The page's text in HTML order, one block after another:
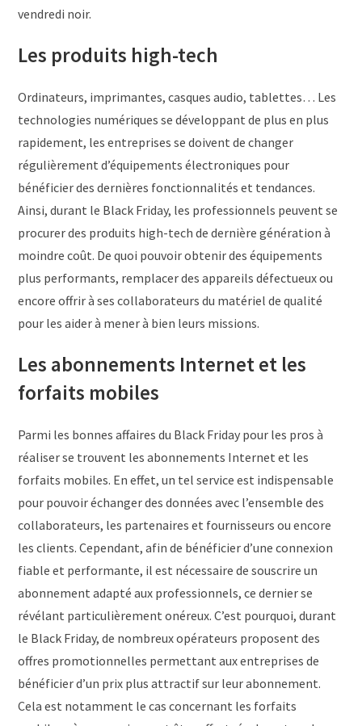
vendredi noir.
Les produits high-tech
Ordinateurs, imprimantes, casques audio, tablettes… Les
technologies numériques se développant de plus en plus
rapidement, les entreprises se doivent de changer
régulièrement d’équipements électroniques pour
bénéficier des dernières fonctionnalités et tendances.
Ainsi, durant le Black Friday, les professionnels peuvent se
procurer des produits high-tech de dernière génération à
moindre coût. De quoi pouvoir obtenir des équipements
plus performants, remplacer des appareils défectueux ou
encore offrir à ses collaborateurs du matériel de qualité
pour les aider à mener à bien leurs missions.
Les abonnements Internet et les
forfaits mobiles
Parmi les bonnes affaires du Black Friday pour les pros à
réaliser se trouvent les abonnements Internet et les
forfaits mobiles. En effet, un tel service est indispensable
pour pouvoir échanger des données avec l’ensemble des
collaborateurs, les partenaires et fournisseurs ou encore
les clients. Cependant, afin de bénéficier d’une connexion
fiable et performante, il est nécessaire de souscrire un
abonnement adapté aux professionnels, ce dernier se
révélant particulièrement onéreux. C’est pourquoi, durant
le Black Friday, de nombreux opérateurs proposent des
offres promotionnelles permettant aux entreprises de
bénéficier d’un prix plus attractif sur leur abonnement.
Cela est notamment le cas concernant les forfaits